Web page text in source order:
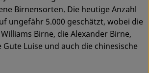
Birnensorten. Die heutige Anzahl
ungefähr 5.000 geschätzt, wobei die
Birne, die Alexander Birne,
Luise und auch die chinesische